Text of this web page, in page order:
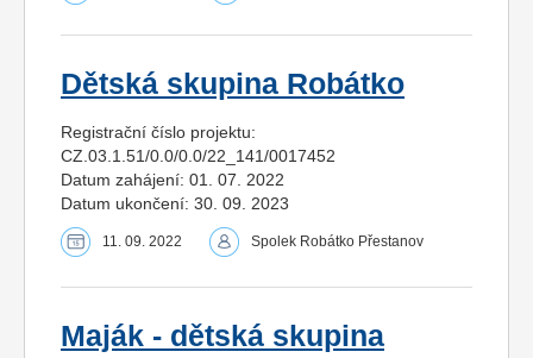
Dětská skupina Robátko
Registrační číslo projektu:
CZ.03.1.51/0.0/0.0/22_141/0017452
Datum zahájení: 01. 07. 2022
Datum ukončení: 30. 09. 2023
11. 09. 2022 Spolek Robátko Přestanov
Maják - dětská skupina